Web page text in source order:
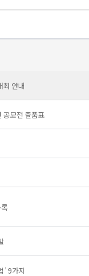
최 안내
공모전 출품표
' 9가지